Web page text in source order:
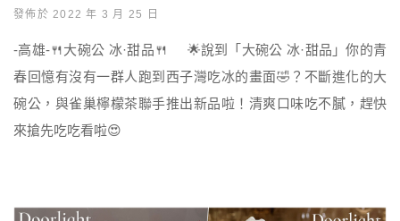
發佈於 2022 年 3 月 25 日
-高雄-🍴大碗公 冰·甜品🍴 🌟說到「大碗公 冰·甜品」你的青
春回憶有沒有一群人跑到西子灣吃冰的畫面🤣？不斷進化的大
碗公，與雀巢檸檬茶聯手推出新品啦！清爽口味吃不膩，趕快
來搶先吃吃看啦😍